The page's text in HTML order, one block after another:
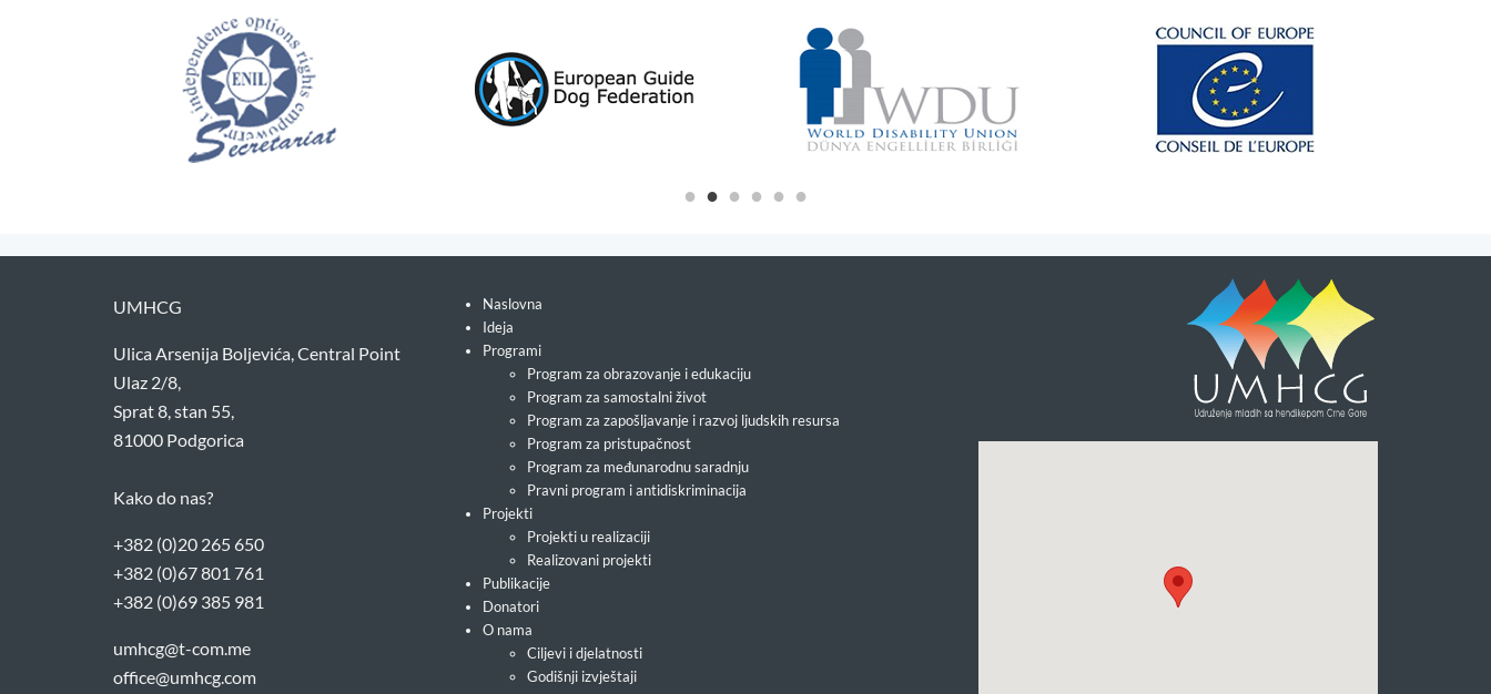
UMHCG
Ulica Arsenija Boljevića, Central Point
Ulaz 2/8,
Sprat 8, stan 55,
81000 Podgorica
Kako do nas?
+382 (0)20 265 650
+382 (0)67 801 761
+382 (0)69 385 981
umhcg@t-com.me
office@umhcg.com
Naslovna
Ideja
Programi
Program za obrazovanje i edukaciju
Program za samostalni život
Program za zapošljavanje i razvoj ljudskih resursa
Program za pristupačnost
Program za međunarodnu saradnju
Pravni program i antidiskriminacija
Projekti
Projekti u realizaciji
Realizovani projekti
Publikacije
Donatori
O nama
Ciljevi i djelatnosti
Godišnji izvještaji